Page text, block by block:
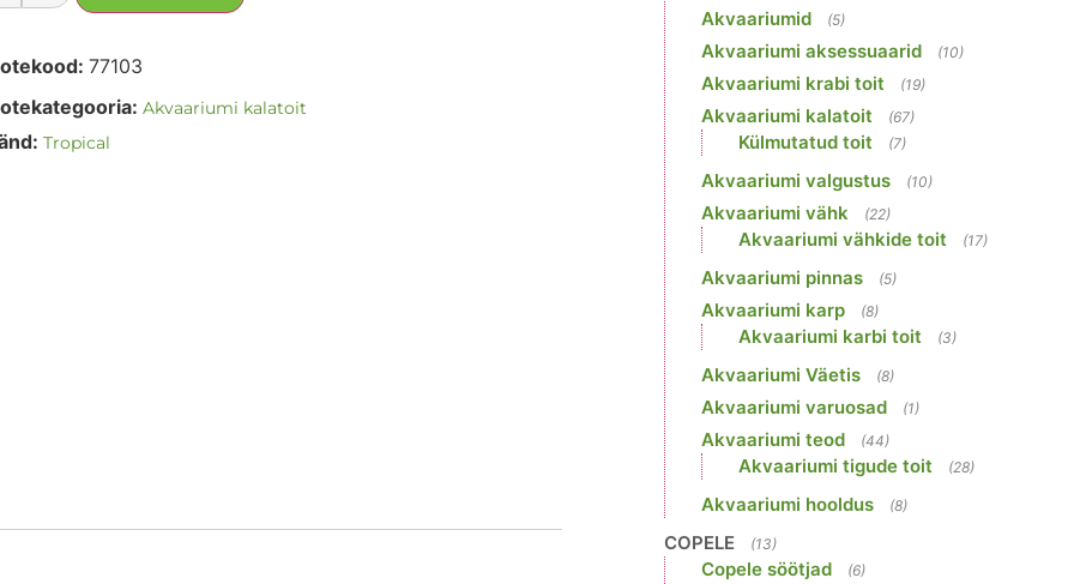
77103
Akvaariumi kalatoit
Tropical
Akvaariumid (5)
Akvaariumi aksessuaarid (10)
Akvaariumi krabi toit (19)
Akvaariumi kalatoit (67)
Külmutatud toit (7)
Akvaariumi valgustus (10)
Akvaariumi vähk (22)
Akvaariumi vähkide toit (17)
Akvaariumi pinnas (5)
Akvaariumi karp (8)
Akvaariumi karbi toit (3)
Akvaariumi Väetis (8)
Akvaariumi varuosad (1)
Akvaariumi teod (44)
Akvaariumi tigude toit (28)
Akvaariumi hooldus (8)
COPELE (13)
Copele söötjad (6)